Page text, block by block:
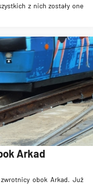
z nichzostały one
Arkad
obok Arkad. Już